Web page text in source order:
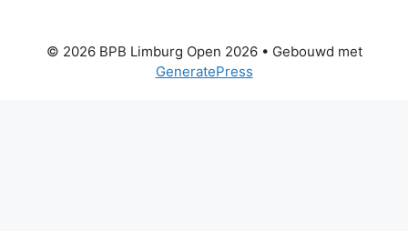
© 2026 BPB Limburg Open 2026• Gebouwd met
GeneratePress